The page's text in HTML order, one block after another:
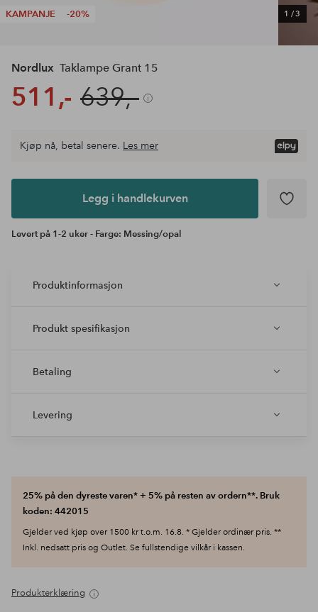
KAMPANJE -20% 1 /3
Nordlux Taklampe Grant 15
511,- 639,-
Legg i
Kjøp nå, betal senere. Les mer
Legg i handlekurven
Levert på 1-2 uker - Farge: Messing/opal
Produktinformasjon
Produkt spesifikasjon
Betaling
Levering
25% på den dyreste varen* + 5% på resten av ordern**. Bruk
koden: 442015
Gjelder ved kjøp over 1500 kr t.o.m. 16.8. * Gjelder ordinær pris. **
Inkl. nedsatt pris og Outlet. Se fullstendige vilkår i kassen.
Produkterklæring